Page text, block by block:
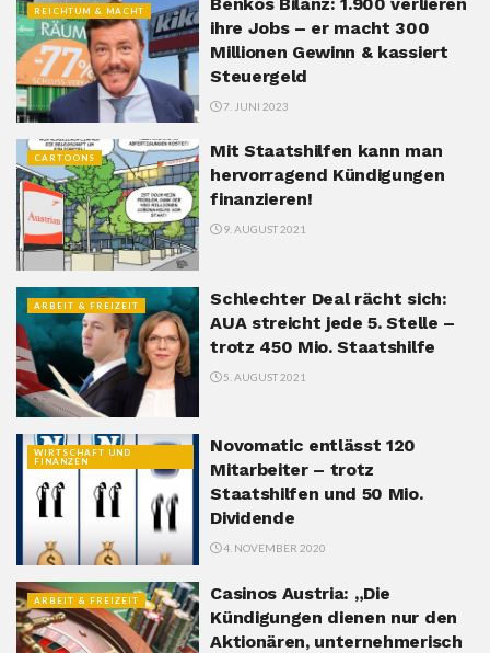
REICHTUM & MACHT
ihre Jobs – er macht 300
Millionen Gewinn & kassiert
Steuergeld
7. JUNI 2023
CARTOONS
Mit Staatshilfen kann man
hervorragend Kündigungen
finanzieren!
9. AUGUST 2021
ARBEIT & FREIZEIT
Schlechter Deal rächt sich:
AUA streicht jede 5. Stelle –
trotz 450 Mio. Staatshilfe
5. AUGUST 2021
WIRTSCHAFT UND
FINANZEN
Novomatic entlässt 120
Mitarbeiter – trotz
Staatshilfen und 50 Mio.
Dividende
4. NOVEMBER 2020
ARBEIT & FREIZEIT
Casinos Austria: „Die
Kündigungen dienen nur den
Aktionären, unternehmerisch